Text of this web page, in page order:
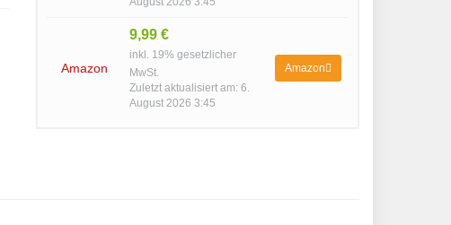
Amazon
9,99 €
inkl. 19% gesetzlicher
MwSt.
Zuletzt aktualisiert am: 6.
August 2026 3:45
Amazon